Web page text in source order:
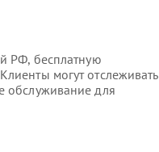
РФ, бесплатную
могут отслеживать
обслуживание для